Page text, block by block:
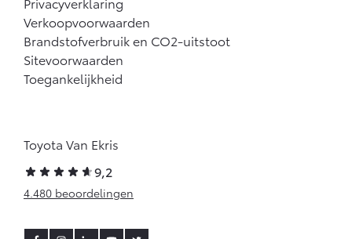
Verkoopvoorwaarden
Brandstofverbruik en CO2-uitstoot
Sitevoorwaarden
Toegankelijkheid
Toyota Van Ekris
9,2
4.480 beoordelingen